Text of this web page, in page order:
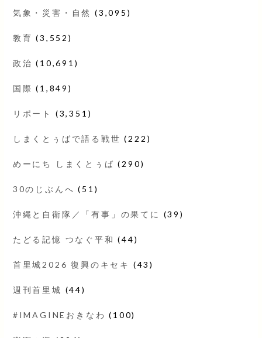
気象・災害・自然 (3,095)
教育 (3,552)
政治 (10,691)
国際 (1,849)
リポート (3,351)
しまくとぅばで語る戦世 (222)
めーにち しまくとぅば (290)
30のじぶんへ (51)
沖縄と自衛隊／「有事」の果てに (39)
たどる記憶 つなぐ平和 (44)
首里城2026 復興のキセキ (43)
週刊首里城 (44)
#IMAGINEおきなわ (100)